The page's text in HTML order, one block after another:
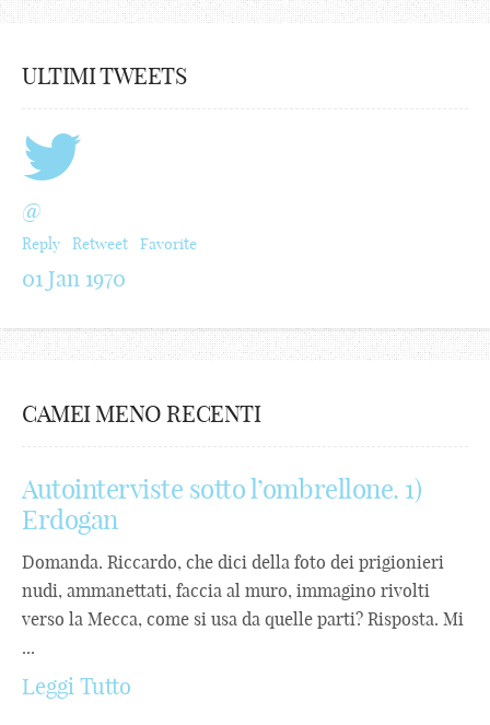
ULTIMI TWEETS
@
Reply Retweet Favorite
01 Jan 1970
CAMEI MENO RECENTI
Autointerviste sotto l’ombrellone. 1)
Erdogan
Domanda. Riccardo, che dici della foto dei prigionieri
nudi, ammanettati, faccia al muro, immagino rivolti
verso la Mecca, come si usa da quelle parti? Risposta. Mi
...
Leggi Tutto